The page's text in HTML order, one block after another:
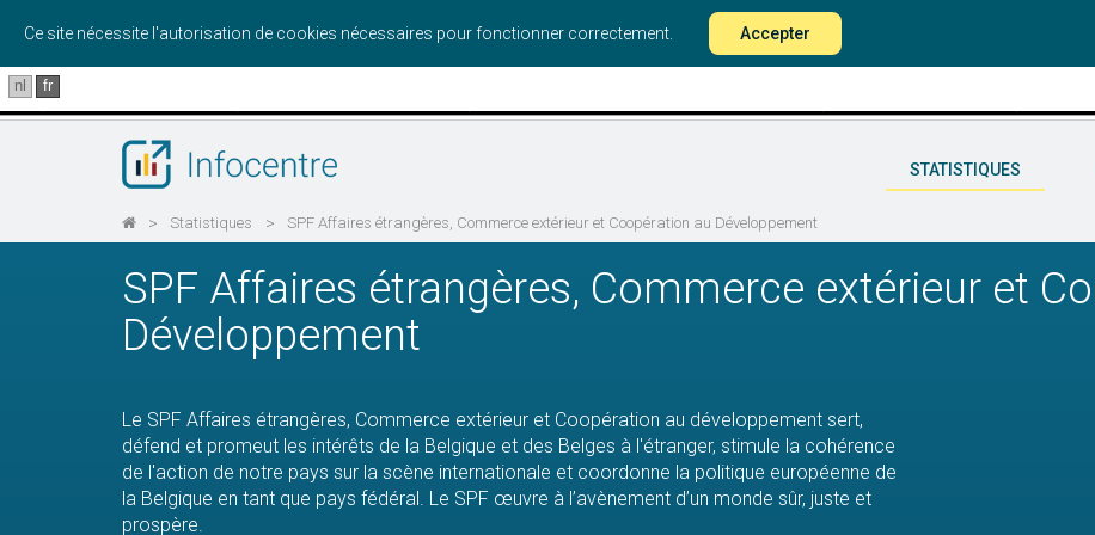
Ce site nécessite l'autorisation de cookies nécessaires pour fonctionner correctement. Accepter
nl fr
STATISTIQUES
> Statistiques > SPF Affaires étrangères, Commerce extérieur et Coopération au Développement
SPF Affaires étrangères, Commerce extérieur et
Développement
Le SPF Affaires étrangères, Commerce extérieur et Coopération au développement sert,
défend et promeut les intérêts de la Belgique et des Belges à l'étranger, stimule la cohérence
de l'action de notre pays sur la scène internationale et coordonne la politique européenne de
la Belgique en tant que pays fédéral. Le SPF œuvre à l’avènement d’un monde sûr, juste et
prospère.